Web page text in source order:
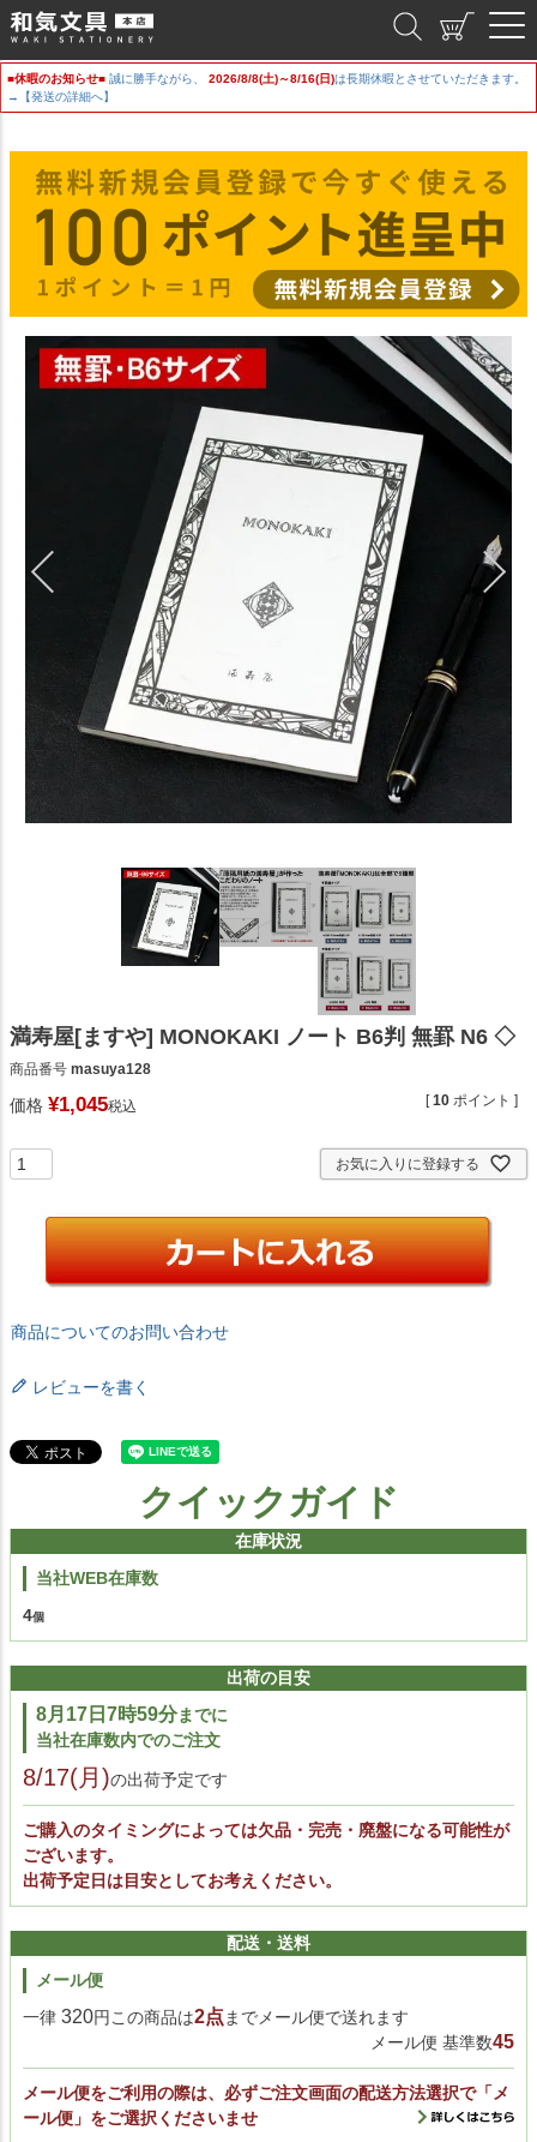
■休暇のお知らせ■ 誠に勝手ながら、 2026/8/8(土)～8/16(日)は長期休暇とさせていただきます。
→【発送の詳細へ】
満寿屋[ますや] MONOKAKI ノート B6判 無罫 N6 ◇
商品番号 masuya128
価格 ¥1,045税込 [10 ポイント ]
お気に入りに登録する
商品についてのお問い合わせ
レビューを書く
クイックガイド
在庫状況
当社WEB在庫数
4
出荷の目安
8月17日7時59分までに
当社在庫数内でのご注文
8/17(月)の出荷予定です
ご購入のタイミングによっては欠品・完売・廃盤になる可能性が
ございます。
出荷予定日は目安としてお考えください。
配送・送料
メール便
一律 320円この商品は2点 までメール便で送れます
メール便 基準数45
メール便をご利用の際は、必ずご注文画面の配送方法選択で「メ
ール便」をご選択くださいませ